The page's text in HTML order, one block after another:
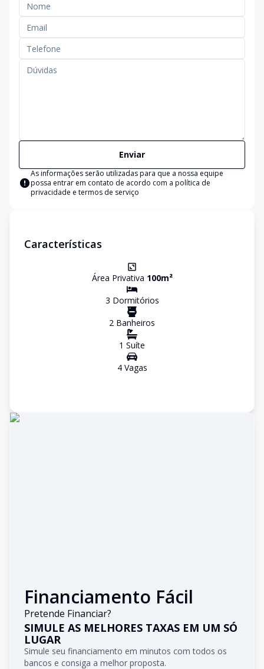
Enviar
As informações serão utilizadas para que a nossa equipe
possa entrar em contato de acordo com a política de
privacidade e termos de serviço
Características
Área Privativa 100m²
3 Dormitórios
2 Banheiros
1 Suíte
4Vagas
Financiamento Fácil
Pretende Financiar?
SIMULE AS MELHORES TAXAS EM UM SÓ
LUGAR
Simule seu financiamento em minutos com todos os
bancos e consiga a melhor proposta.